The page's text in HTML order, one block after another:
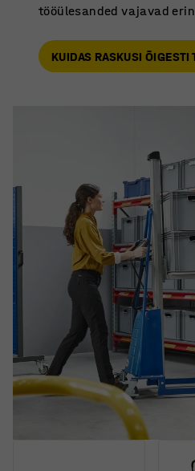
tööülesanded vajavad
KUIDAS RASKUSI ÕIGESTI